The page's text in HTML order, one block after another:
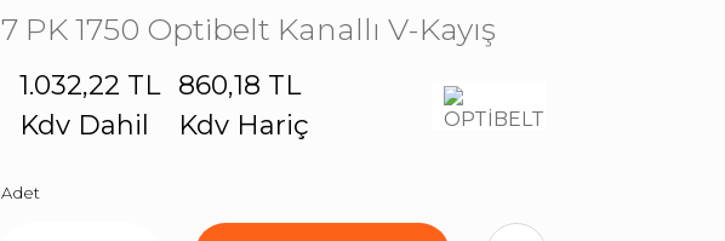
7 PK 1750 Optibelt Kanallı V-Kayış
1.032,22 TL
Kdv Dahil
860,18 TL
Kdv Hariç
Adet